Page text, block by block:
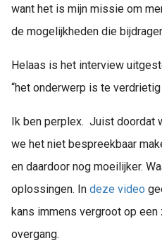
want het is mijn missie om
de mogelijkheden die
Helaas is het interview
“het onderwerp is te
Ik ben perplex. ​ Juist doordat
we het niet bespreekbaar
en daardoor nog moeilijker.
oplossingen. In deze video
kans immens vergroot op
overgang.